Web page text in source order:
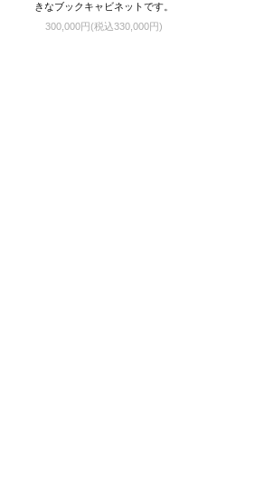
きなブックキャビネットです。
300,000円(税込330,000円)